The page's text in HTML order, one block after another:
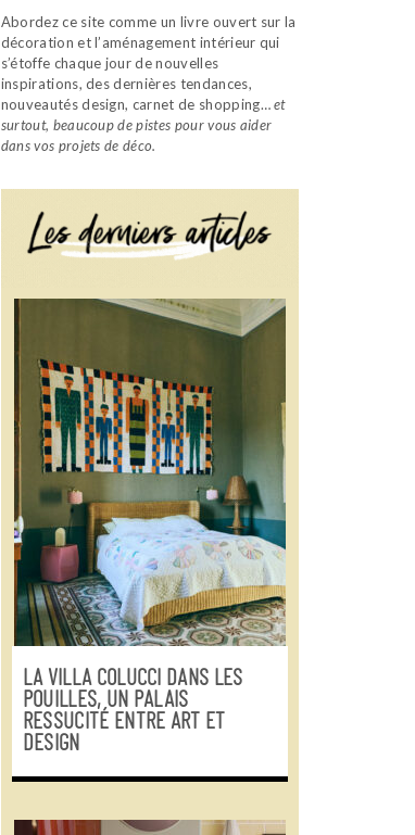
Abordez ce site comme un livre ouvert sur la
décoration et l’aménagement intérieur qui
s’étoffe chaque jour de nouvelles
inspirations, des dernières tendances,
nouveautés design, carnet de shopping…et
surtout, beaucoup de pistes pour vous aider
dans vos projets de déco.
LA VILLA COLUCCI DANS LES
POUILLES, UN PALAIS
RESSUCITÉ ENTRE ART ET
DESIGN